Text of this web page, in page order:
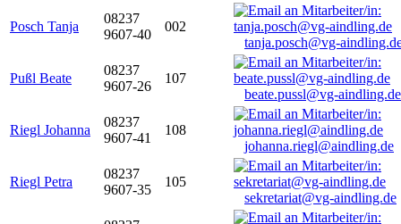
Posch Tanja
08237
9607-40
002
tanja.posch@vg-
Pußl Beate
08237
9607-26
107
beate.pussl@vg-aindling.de
Riegl Johanna
08237
9607-41
108
johanna.riegl@aindling.de
Riegl Petra
08237
9607-35
105
sekretariat@vg-aindling.de